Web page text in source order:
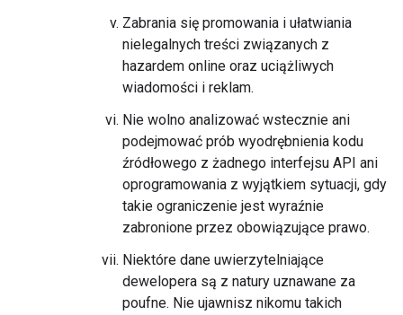
Zabrania się promowania i ułatwiania
nielegalnych treści związanych z
hazardem online oraz uciążliwych
wiadomości i reklam.
Nie wolno analizować wstecznie ani
podejmować prób wyodrębnienia kodu
źródłowego z żadnego interfejsu API ani
oprogramowania z wyjątkiem sytuacji, gdy
takie ograniczenie jest wyraźnie
zabronione przez obowiązujące prawo.
Niektóre dane uwierzytelniające
dewelopera są z natury uznawane za
poufne. Nie ujawnisz nikomu takich